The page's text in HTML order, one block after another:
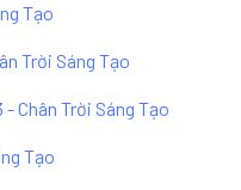
Tạo
Trời Sáng Tạo
Chân Trời Sáng Tạo
Tạo